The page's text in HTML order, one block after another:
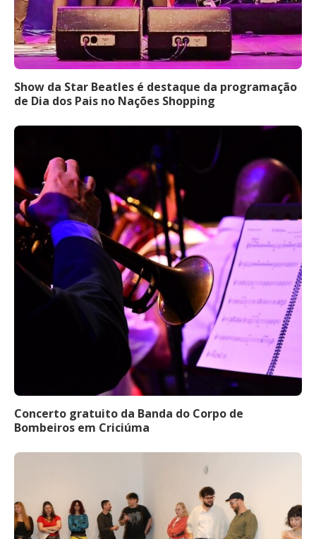
Show da Star Beatles é destaque da programação
de Dia dos Pais no Nações Shopping
Concerto gratuito da Banda do Corpo de
Bombeiros em Criciúma